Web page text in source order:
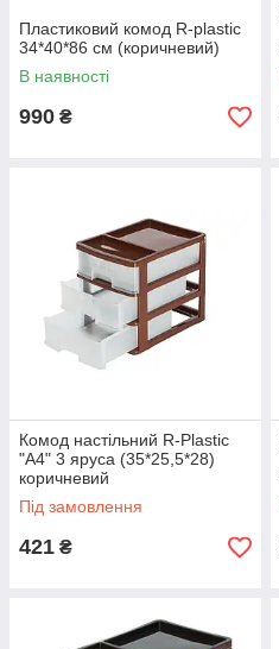
Пластиковий комод R-plastic
34*40*86 см (коричневий)
В наявності
990 ₴
Комод настільний R-Plastic
"А4" 3 яруса (35*25,5*28)
коричневий
Під замовлення
421 ₴